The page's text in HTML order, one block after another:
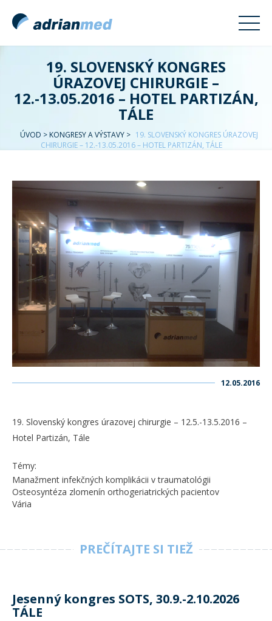
19. SLOVENSKÝ KONGRES
ÚRAZOVEJ CHIRURGIE –
12.-13.05.2016 – HOTEL PARTIZÁN,
TÁLE
ÚVOD > KONGRESY A VÝSTAVY > 19. SLOVENSKÝ KONGRES ÚRAZOVEJ
CHIRURGIE – 12.-13.05.2016 – HOTEL PARTIZÁN, TÁLE
12.05.2016
19. Slovenský kongres úrazovej chirurgie – 12.5.-13.5.2016 –
Hotel Partizán, Tále
Témy:
Manažment infekčných komplikácii v traumatológii
Osteosyntéza zlomenín orthogeriatrických pacientov
Vária
PREČÍTAJTE SI TIEŽ
Jesenný kongres SOTS, 30.9.-2.10.2026
TÁLE